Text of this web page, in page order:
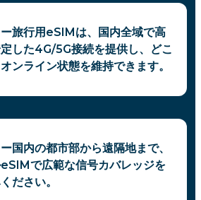
旅行用eSIMは、国内全域で高
した4G/5G接続を提供し、どこ
ンライン状態を維持できます。
国内の都市部から遠隔地まで、
eSIMで広範な信号カバレッジを
ださい。